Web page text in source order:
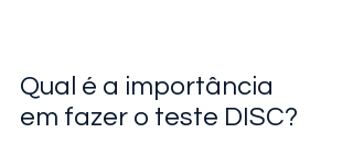
Qual é a importância
em fazer o teste DISC?